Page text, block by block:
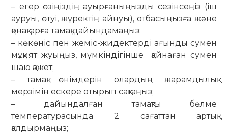
– егер өзіңіздің ауырғаныңызды сезінсеңіз (іш
ауруы, өтуі, жүректің айнуы), отбасыңызға және
қонақтарға тамақ дайындамаңыз;
– көкөніс пен жеміс-жидектерді ағынды сумен
мұқият жуыңыз, мүмкіндігінше қайнаған сумен
шаю қажет;
– тамақ өнімдерін олардың жарамдылық
мерзімін ескере отырып сақтаңыз;
– дайындалған тамақты бөлме
температурасында 2 сағаттан артық
қалдырмаңыз;